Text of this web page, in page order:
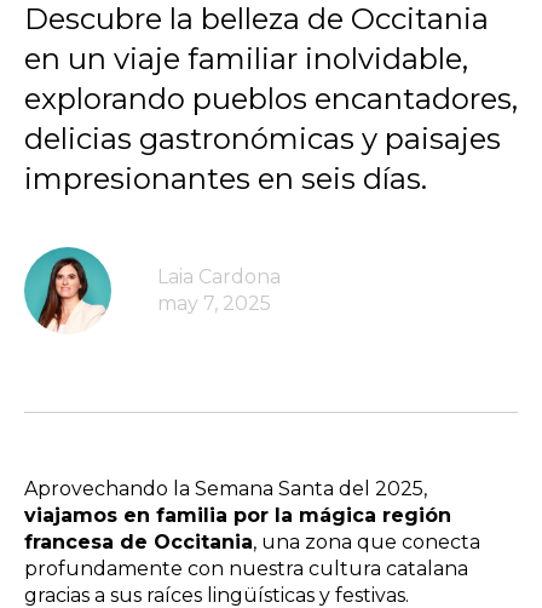
Descubre la belleza de Occitania
en un viaje familiar inolvidable,
explorando pueblos encantadores,
delicias gastronómicas y paisajes
impresionantes en seis días.
Laia Cardona
may 7, 2025
Aprovechando la Semana Santa del 2025,
viajamos en familia por la mágica región
francesa de Occitania, una zona que conecta
profundamente con nuestra cultura catalana
gracias a sus raíces lingüísticas y festivas.